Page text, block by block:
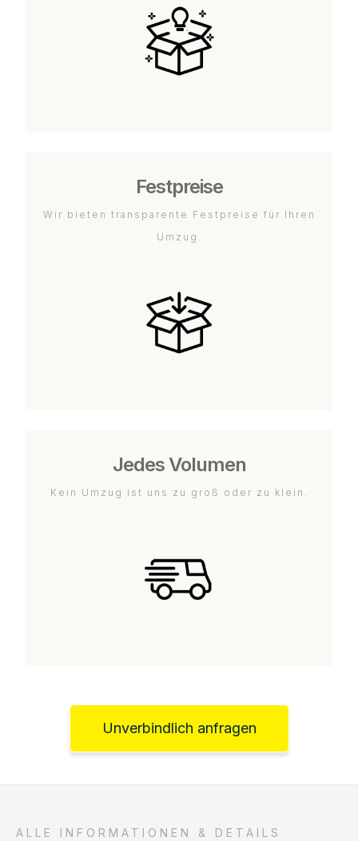
Festpreise
Wir bieten transparente Festpreise für Ihren
Umzug.
Jedes Volumen
Kein Umzug ist uns zu groß oder zu klein.
Unverbindlich anfragen
ALLE INFORMATIONEN & DETAILS